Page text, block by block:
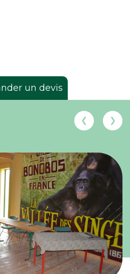
un devis
un devis
❮ ❯